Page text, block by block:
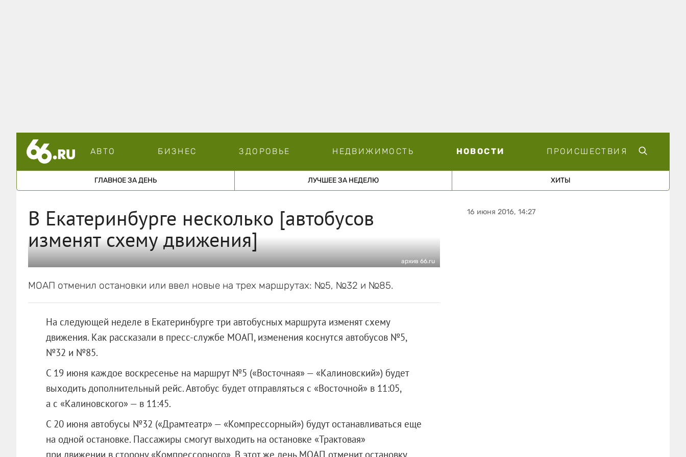
АВТО БИЗНЕС ЗДОРОВЬЕ НЕДВИЖИМОСТЬ НОВОСТИ ПРОИСШЕСТВИЯ
ГЛАВНОЕ ЗА ДЕНЬ ЛУЧШЕЕ ЗА НЕДЕЛЮ ХИТЫ
В Екатеринбурге несколько [автобусов
изменят схему движения]
архив 66.ru
МОАП отменил остановки или ввел новые на трех маршрутах: №5, №32 и №85.
На следующей неделе в Екатеринбурге три автобусных маршрута изменят схему
движения. Как рассказали в пресс-службе МОАП, изменения коснутся автобусов №5,
№32 и №85.
С 19 июня каждое воскресенье на маршрут №5 («Восточная» — «Калиновский») будет
выходить дополнительный рейс. Автобус будет отправляться с «Восточной» в 11:05,
а с «Калиновского» — в 11:45.
С 20 июня автобусы №32 («Драмтеатр» — «Компрессорный») будут останавливаться еще
на одной остановке. Пассажиры смогут выходить на остановке «Трактовая»
при движении в сторону «Компрессорного». В этот же день МОАП отменит остановку
16 июня 2016, 14:27